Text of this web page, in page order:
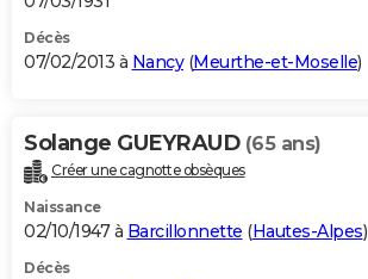
Décès
07/02/2013 à Nancy(Meurthe-et-Moselle)
Solange GUEYRAUD (65 ans)
Créer une cagnotte obsèques
Naissance
02/10/1947 à Barcillonnette (Hautes-Alpes)
Décès